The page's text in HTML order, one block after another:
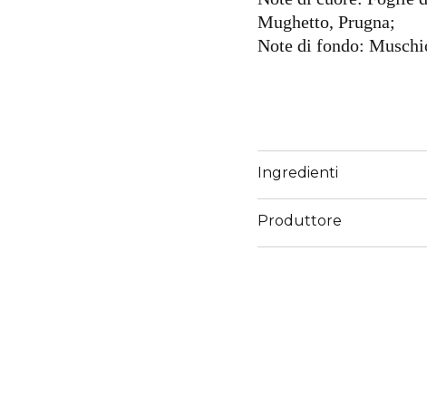
Mughetto, Prugna;
Note di fondo:
Ingredienti
Produttore